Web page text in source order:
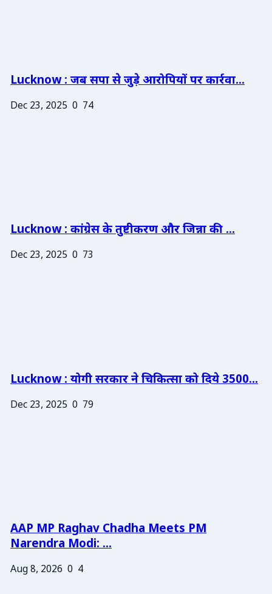
Lucknow : जब सपा से जुड़े आरोपियों पर कार्रवा...
Dec 23, 2025 0 74
Lucknow : कांग्रेस के तुष्टीकरण और जिन्ना की ...
Dec 23, 2025 0 73
Lucknow : योगी सरकार ने चिकित्सा को दिये 3500...
Dec 23, 2025 0 79
AAP MP Raghav Chadha Meets PM
Narendra Modi: ...
Aug 8, 2026 0 4